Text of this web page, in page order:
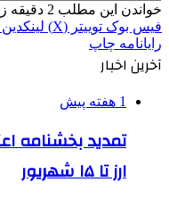
خواندن این مطلب 2 دقیقه زمان میبرد
فیس بوک توییتر (X) لینکدین
رایانامه چاپ
آخرین اخبار
1 هفته پیش
تمدید بخشنامه
ارز تا ۱۵ شهریور